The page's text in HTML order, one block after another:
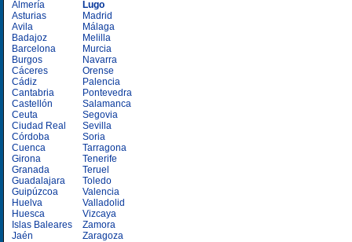
Almería
Asturias
Avila
Badajoz
Barcelona
Burgos
Cáceres
Cádiz
Cantabria
Castellón
Ceuta
Ciudad Real
Córdoba
Cuenca
Girona
Granada
Guadalajara
Guipúzcoa
Huelva
Huesca
Islas Baleares
Jaén
Lugo
Madrid
Málaga
Melilla
Murcia
Navarra
Orense
Palencia
Pontevedra
Salamanca
Segovia
Sevilla
Soria
Tarragona
Tenerife
Teruel
Toledo
Valencia
Valladolid
Vizcaya
Zamora
Zaragoza